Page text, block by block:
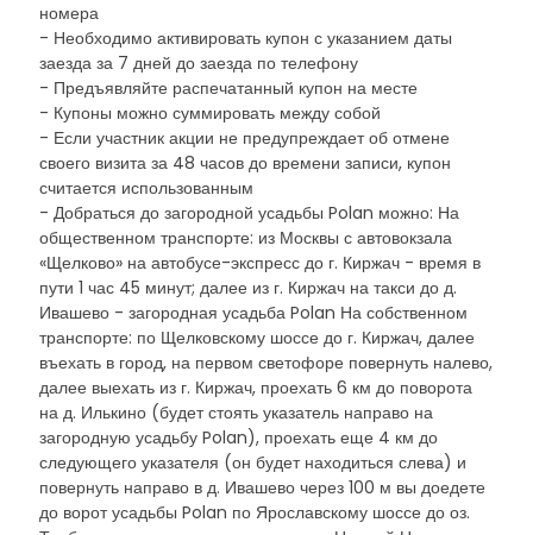
номера
- Необходимо активировать купон с указанием даты
заезда за 7 дней до заезда по телефону
- Предъявляйте распечатанный купон на месте
- Купоны можно суммировать между собой
- Если участник акции не предупреждает об отмене
своего визита за 48 часов до времени записи, купон
считается использованным
- Добраться до загородной усадьбы Polan можно: На
общественном транспорте: из Москвы с автовокзала
«Щелково» на автобусе-экспресс до г. Киржач - время в
пути 1 час 45 минут; далее из г. Киржач на такси до д.
Ивашево - загородная усадьба Polan На собственном
транспорте: по Щелковскому шоссе до г. Киржач, далее
въехать в город, на первом светофоре повернуть налево,
далее выехать из г. Киржач, проехать 6 км до поворота
на д. Илькино (будет стоять указатель направо на
загородную усадьбу Polan), проехать еще 4 км до
следующего указателя (он будет находиться слева) и
повернуть направо в д. Ивашево через 100 м вы доедете
до ворот усадьбы Polan по Ярославскому шоссе до оз.